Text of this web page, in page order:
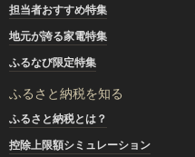
担当者おすすめ特集
地元が誇る家電特集
ふるなび限定特集
ふるさと納税を知る
ふるさと納税とは？
控除上限額シミュレーション